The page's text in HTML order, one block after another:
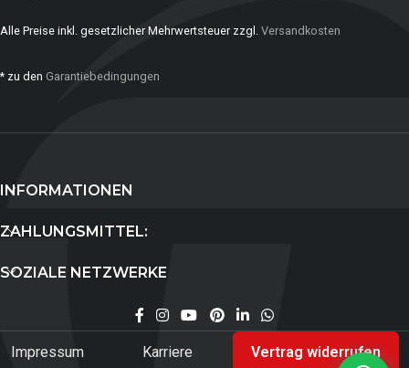
Alle Preise inkl. gesetzlicher Mehrwertsteuer zzgl. Versandkosten
* zu den Garantiebedingungen
INFORMATIONEN
ZAHLUNGSMITTEL:
SOZIALE NETZWERKE
Impressum Karriere Vertrag widerrufen